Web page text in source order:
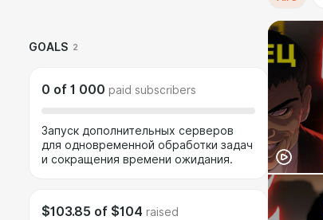
GOALS 2
0 of 1 000 paid subscribers
Запуск дополнительных серверов
для одновременной обработки задач
и сокращения времени ожидания.
$103.85 of $104 raised